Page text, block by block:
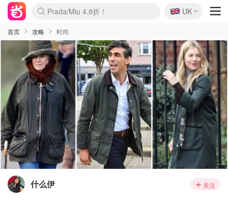
麦卢卡蜂蜜夏促！个位数！
Prada/Miu 4.8折！
啥？必胜客披萨5折！
🇬🇧
UK
首页 攻略 时尚
什么伊 关注